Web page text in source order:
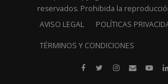
reservados. Prohibida la
AVISO LEGAL
POLÍTICAS
TÉRMINOS Y CONDICIONES